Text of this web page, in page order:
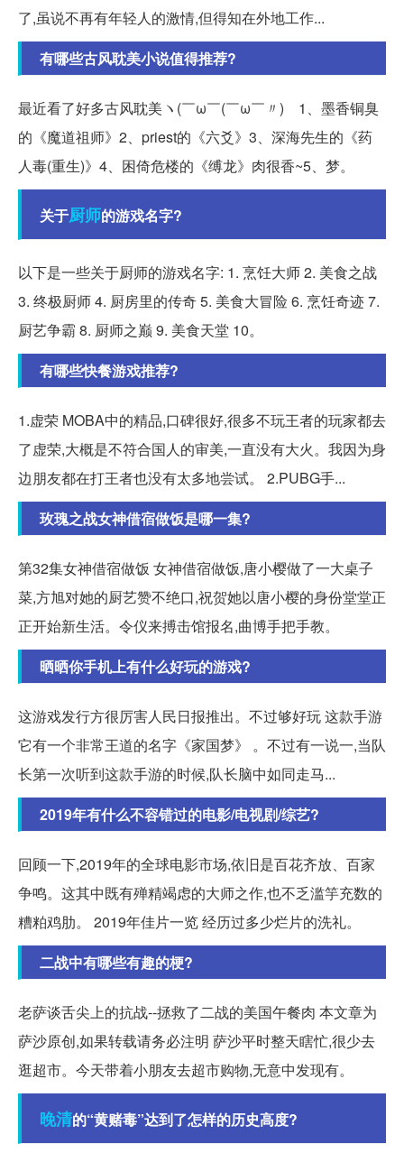
了,虽说不再有年轻人的激情,但得知在外地工作...
有哪些古风耽美小说值得推荐?
最近看了好多古风耽美ヽ(￣ω￣(￣ω￣〃)ゝ1、墨香铜臭
的《魔道祖师》2、priest的《六爻》3、深海先生的《药
人毒(重生)》4、困倚危楼的《缚龙》肉很香~5、梦。
关于厨师的游戏名字?
以下是一些关于厨师的游戏名字: 1. 烹饪大师 2. 美食之战
3. 终极厨师 4. 厨房里的传奇 5. 美食大冒险 6. 烹饪奇迹 7.
厨艺争霸 8. 厨师之巅 9. 美食天堂 10。
有哪些快餐游戏推荐?
1.虚荣 MOBA中的精品,口碑很好,很多不玩王者的玩家都去
了虚荣,大概是不符合国人的审美,一直没有大火。我因为身
边朋友都在打王者也没有太多地尝试。 2.PUBG手...
玫瑰之战女神借宿做饭是哪一集?
第32集女神借宿做饭 女神借宿做饭,唐小樱做了一大桌子
菜,方旭对她的厨艺赞不绝口,祝贺她以唐小樱的身份堂堂正
正开始新生活。令仪来搏击馆报名,曲博手把手教。
晒晒你手机上有什么好玩的游戏?
这游戏发行方很厉害人民日报推出。不过够好玩 这款手游
它有一个非常王道的名字《家国梦》 。不过有一说一,当队
长第一次听到这款手游的时候,队长脑中如同走马...
2019年有什么不容错过的电影/电视剧/综艺?
回顾一下,2019年的全球电影市场,依旧是百花齐放、百家
争鸣。这其中既有殚精竭虑的大师之作,也不乏滥竽充数的
糟粕鸡肋。 2019年佳片一览 经历过多少烂片的洗礼。
二战中有哪些有趣的梗?
老萨谈舌尖上的抗战--拯救了二战的美国午餐肉 本文章为
萨沙原创,如果转载请务必注明 萨沙平时整天瞎忙,很少去
逛超市。今天带着小朋友去超市购物,无意中发现有。
晚清的“黄赌毒”达到了怎样的历史高度?